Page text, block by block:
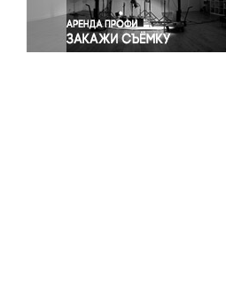
Экономика и бизнес